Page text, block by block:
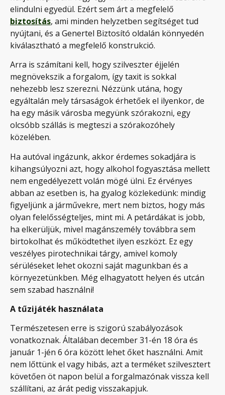
elindulni egyedül. Ezért sem árt a megfelelő
biztosítás, ami minden helyzetben segítséget tud
nyújtani, és a Genertel Biztosító oldalán könnyedén
kiválasztható a megfelelő konstrukció.
Arra is számítani kell, hogy szilveszter éjjelén
megnövekszik a forgalom, így taxit is sokkal
nehezebb lesz szerezni. Nézzünk utána, hogy
egyáltalán mely társaságok érhetőek el ilyenkor, de
ha egy másik városba megyünk szórakozni, egy
olcsóbb szállás is megteszi a szórakozóhely
közelében.
Ha autóval ingázunk, akkor érdemes sokadjára is
kihangsúlyozni azt, hogy alkohol fogyasztása mellett
nem engedélyezett volán mögé ülni. Ez érvényes
abban az esetben is, ha gyalog közlekedünk: mindig
figyeljünk a járművekre, mert nem biztos, hogy más
olyan felelősségteljes, mint mi. A petárdákat is jobb,
ha elkerüljük, mivel magánszemély továbbra sem
birtokolhat és működtethet ilyen eszközt. Ez egy
veszélyes pirotechnikai tárgy, amivel komoly
sérüléseket lehet okozni saját magunkban és a
környezetünkben. Még elhagyatott helyen és utcán
sem szabad használni!
A tűzijáték használata
Természetesen erre is szigorú szabályozások
vonatkoznak. Általában december 31-én 18 óra és
január 1-jén 6 óra között lehet őket használni. Amit
nem lőttünk el vagy hibás, azt a terméket szilvesztert
követően öt napon belül a forgalmazónak vissza kell
szállítani, az árát pedig visszakapjuk.